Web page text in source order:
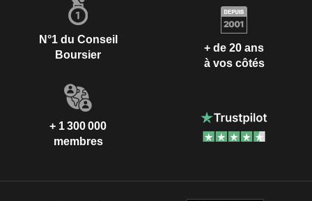
N°1 du Conseil
Boursier
+ de 20 ans
à vos côtés
+ 1 300 000
membres